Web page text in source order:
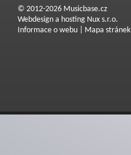
© 2012-2026 Musicbase.cz
Webdesign a hosting Nux s.r.o.
Informace o webu
Mapa stránek